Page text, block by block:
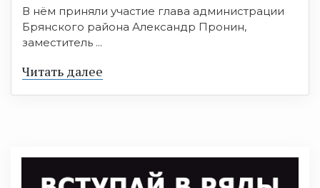
В нём приняли участие глава администрации
Брянского района Александр Пронин,
заместитель ...
Читать далее